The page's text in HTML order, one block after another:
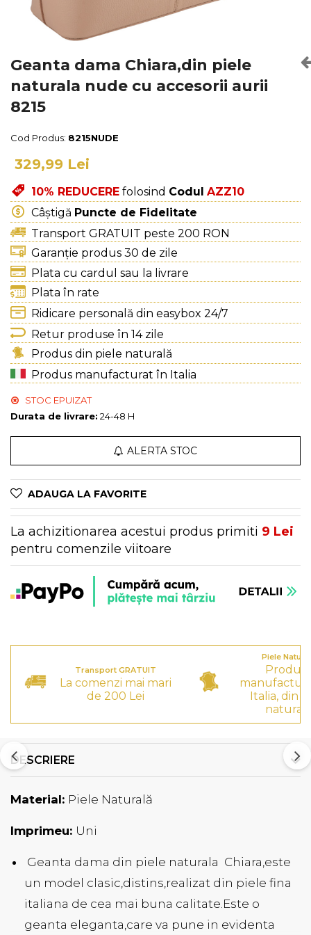
Genti Aurii
Genti bleo
Genți Albastre
Genți Argintii
Genți Bej
Genți Cafenii
Genți Caramel
Genți Coniac
Genți Corai
Genți Crem
Genți Galbene
Genți Gri
Genți Maro
Genți Multicolore
Genți Negre
Genți Nude
Genți Portocalii
Genți Roze
Genți Roșii
Genți Taupe
Genți Turcoaz
Geanta dama Chiara,din piele
naturala nude cu accesorii aurii
8215
Cod Produs: 8215NUDE
329,99 Lei
10% REDUCERE folosind Codul AZZ10
Câștigă Puncte de Fidelitate
Transport GRATUIT peste 200 RON
Garanție produs 30 de zile
Plata cu cardul sau la livrare
Plata în rate
Ridicare personală din easybox 24/7
Retur produse în 14 zile
Produs din piele naturală
Produs manufacturat în Italia
STOC EPUIZAT
Durata de livrare: 24-48 H
ALERTA STOC
ADAUGA LA FAVORITE
La achizitionarea acestui produs primiti 9 Lei
pentru comenzile viitoare
Transport GRATUIT
La comenzi mai mari
de 200 Lei
Piele
Italia, din
DESCRIERE
Material: Piele Naturală
Imprimeu: Uni
Geanta dama din piele naturala Chiara,este
un model clasic,distins,realizat din piele fina
italiana de cea mai buna calitate.Este o
geanta eleganta,care va pune in evidenta